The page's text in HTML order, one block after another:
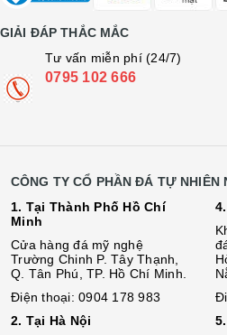
GIẢI ĐÁP THẮC MẮC
Tư vấn miễn phí (24/7)
0795 102 666
CÔNG TY CỔ PHẦN ĐÁ TỰ NHIÊN
1. Tại Thành Phố Hồ Chí
Minh
Cửa hàng đá mỹ nghệ
Trường Chinh P. Tây Thạnh,
Q. Tân Phú, TP. Hồ Chí Minh.
Điện thoại: 0904 178 983
2. Tại Hà Nội